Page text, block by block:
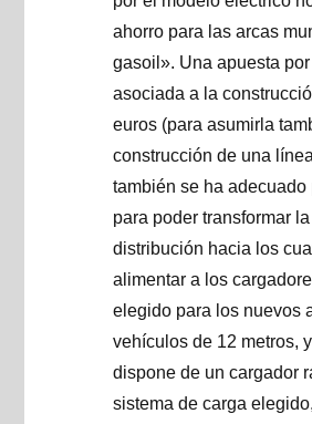
ahorro para las arcas
gasoil». Una apuesta
asociada a la
euros (para asumirla
construcción de una
también se ha
para poder transformar
distribución hacia los
alimentar a los
elegido para los nuevos
vehículos de 12 metros,
dispone de un cargador
sistema de carga